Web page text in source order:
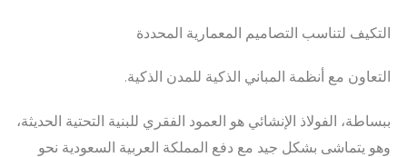
التكيف لتناسب التصاميم المعمارية المحددة
التعاون مع أنظمة المباني الذكية للمدن الذكية.
ببساطة، الفولاذ الإنشائي هو العمود الفقري للبنية التحتية الحديثة،
وهو يتماشى بشكل جيد مع دفع المملكة العربية السعودية نحو